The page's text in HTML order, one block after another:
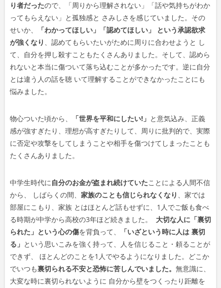
り者だったので、「周りから理解されない」「話や気持ちがわか
ってもらえない」と孤独感と さみしさを感じていました。その
せいか、
「わかってほしい」「認めてほしい」 という承認欲求
が強くなり 、認めてもらいたいがために周りに合わせようと し
て、自分を押し殺すこともたくさんありました。そして、認めら
れないと本当に傷ついて落ち込むことが多かったです。逆に自分
とは違う人の話を聴 いて理解することができなかったことにも
悩みました。
物心ついた頃から、 「世界を平和にしたい!」 と意気込み、正義
感が強すぎたり、理想が高すぎたりして、周りに批判的で、実際
に否定や攻撃をしてしまうことや相手を傷つけてしまったことも
たくさんありました。
中学生時代に自分のお金が盗まれ続けていたことによる人間不信
から、 しばらくの間、 家族のことも信じられなくなり 、家では
部屋にこもり、家族 とはほとんど話もせずに、1人でご飯も食べ
る時期が中学から高校の3年ほど続きました。
大切な人に「裏切
られた」という心の傷を背負って、
「いざという時に人は 裏切
る」 という思いこみを強く持って、人を信じること・頼ることが
できず、 ほとんどのことを1人でやるようになりました。どこか
でいつも裏切られる不安と恐怖に苦しんでいました。 無意識に、
大変な時に裏切られないように 自分から壁をつくったり距離を